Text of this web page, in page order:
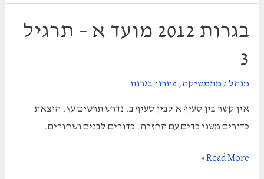
תשעב
2012
ב
2
בגרות 2012 מועד א – תרגיל
3
מנהל/ מתמטיקה, פתרון בגרות
אין קשר בין סעיף א לבין סעיף ב. נדרש תרשים עץ. הוצאת
כדורים משני כדים עם החזרה. כדורים לבנים ושחורים.
בגרות
Read More »